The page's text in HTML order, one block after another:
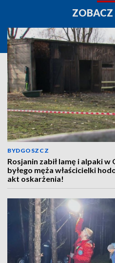
ZOBACZ
BYDGOSZCZ
Rosjanin zabił lamę i alpaki
byłego męża właścicielki
akt oskarżenia!